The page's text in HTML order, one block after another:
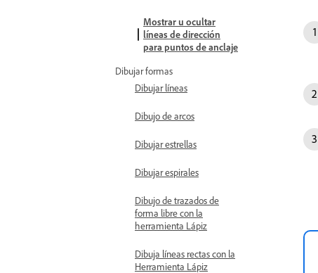
Mostrar u ocultar
líneas de dirección
para puntos de anclaje
Dibujar formas
Dibujar líneas
Dibujo de arcos
Dibujar estrellas
Dibujar espirales
Dibujo de trazados de
forma libre con la
herramienta Lápiz
Dibuja líneas rectas con la
Herramienta Lápiz